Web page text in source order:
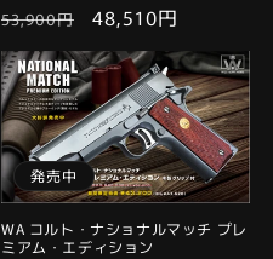
通
価
格
53,900円
セ
ル
価
格
48,510円
発売中
WA コルト・ナショナルマッチ プレ
ミアム・エディション